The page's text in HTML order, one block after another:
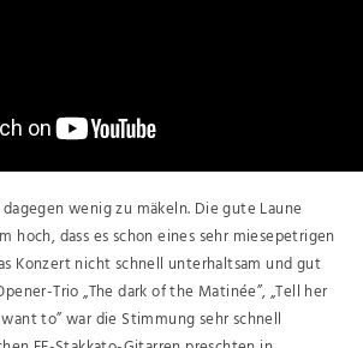
dagegen wenig zu mäkeln. Die gute Laune
hoch, dass es schon eines sehr miesepetrigen
Konzert nicht schnell unterhaltsam und gut
Trio „The dark of the Matinée”, „Tell her
to” war die Stimmung sehr schnell